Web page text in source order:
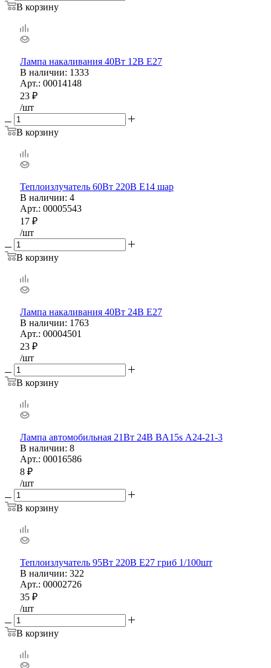
В корзину
Лампа накаливания 40Вт 12В Е27
В наличии: 1333
Арт.: 00014148
23 ₽
/шт
В корзину
Теплоизлучатель 60Вт 220В Е14 шар
В наличии: 4
Арт.: 00005543
17 ₽
/шт
В корзину
Лампа накаливания 40Вт 24В Е27
В наличии: 1763
Арт.: 00004501
23 ₽
/шт
В корзину
Лампа автомобильная 21Вт 24В BA15s А24-21-3
В наличии: 8
Арт.: 00016586
8 ₽
/шт
В корзину
Теплоизлучатель 95Вт 220В Е27 гриб 1/100шт
В наличии: 322
Арт.: 00002726
35 ₽
/шт
В корзину